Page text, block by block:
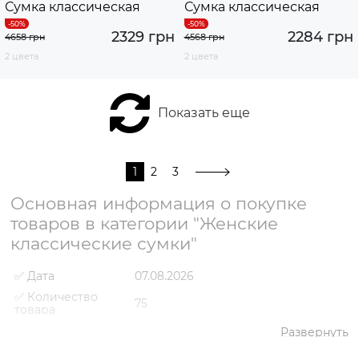
Сумка классическая
2329 грн
4658 грн
2 цвета
Сумка классическая
2284 грн
4568 грн
2 цвета
Показать еще
1 2 3
Основная информация о покупке
товаров в категории "Женские
классические сумки"
✅ Дата
07.08.2026
✅ Количество
товара
75
Развернуть